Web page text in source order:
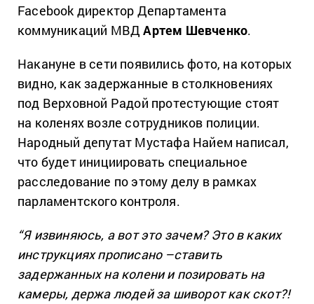
Facebook директор Департамента
коммуникаций МВДАртем Шевченко.
Накануне в сети появились фото, на которых
видно, как задержанные в столкновениях
под Верховной Радой протестующие стоят
на коленях возле сотрудников полиции.
Народный депутат Мустафа Найем написал,
что будет инициировать специальное
расследование по этому делу в рамках
парламентского контроля.
“Я извиняюсь, а вот это зачем? Это в каких
инструкциях прописано –ставить
задержанных на колени и позировать на
камеры, держа людей за шиворот как скот?!